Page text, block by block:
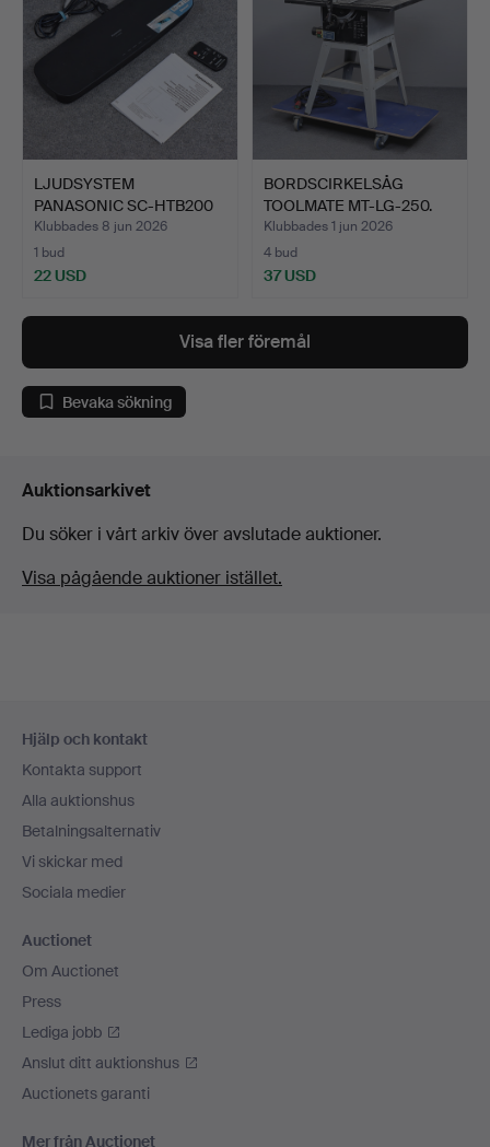
LJUDSYSTEM
PANASONIC SC-HTB200
SOUNDBAR ME…
Klubbades 8 jun 2026
1 bud
22 USD
BORDSCIRKELSÅG
TOOLMATE MT-LG-250.
Klubbades 1 jun 2026
4 bud
37 USD
Visa fler föremål
Bevaka sökning
Auktionsarkivet
Du söker i vårt arkiv över avslutade auktioner.
Visa pågående auktioner istället.
Hjälp och kontakt
Kontakta support
Alla auktionshus
Betalningsalternativ
Vi skickar med
Sociala medier
Auctionet
Om Auctionet
Press
Lediga jobb
Anslut ditt auktionshus
Auctionets garanti
Mer från Auctionet